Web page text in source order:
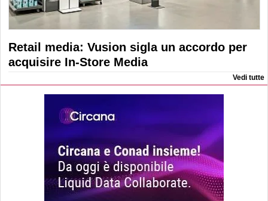
Retail media: Vusion sigla un accordo per
acquisire In-Store Media
Vedi tutte